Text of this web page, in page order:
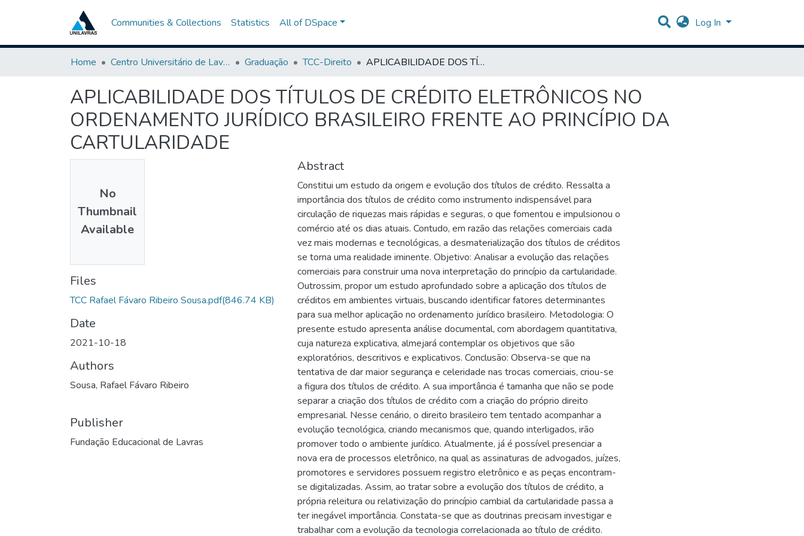
Communities & Collections Statistics All of DSpace Log In
Home Centro Universitário de Lavras-UNILAVRAS Graduação TCC-Direito APLICABILIDADE DOS TÍTULOS DE CRÉDITO ELETRÔNICOS NO ORDENAMENTO JURÍDICO BRASILEIRO FRENTE AO PRINCÍPIO DA CARTULARIDADE
APLICABILIDADE DOS TÍTULOS DE CRÉDITO ELETRÔNICOS NO
ORDENAMENTO JURÍDICO BRASILEIRO FRENTE AO PRINCÍPIO DA
CARTULARIDADE
No
Thumbnail
Available
Files
TCC Rafael Fávaro Ribeiro Sousa.pdf(846.74 KB)
Date
2021-10-18
Authors
Sousa, Rafael Fávaro Ribeiro
Publisher
Fundação Educacional de Lavras
Abstract
Constitui um estudo da origem e evolução dos títulos de crédito. Ressalta a
importância dos títulos de crédito como instrumento indispensável para
circulação de riquezas mais rápidas e seguras, o que fomentou e impulsionou o
comércio até os dias atuais. Contudo, em razão das relações comerciais cada
vez mais modernas e tecnológicas, a desmaterialização dos títulos de créditos
se torna uma realidade iminente. Objetivo: Analisar a evolução das relações
comerciais para construir uma nova interpretação do princípio da cartularidade.
Outrossim, propor um estudo aprofundado sobre a aplicação dos títulos de
créditos em ambientes virtuais, buscando identificar fatores determinantes
para sua melhor aplicação no ordenamento jurídico brasileiro. Metodologia: O
presente estudo apresenta análise documental, com abordagem quantitativa,
cuja natureza explicativa, almejará contemplar os objetivos que são
exploratórios, descritivos e explicativos. Conclusão: Observa-se que na
tentativa de dar maior segurança e celeridade nas trocas comerciais, criou-se
a figura dos títulos de crédito. A sua importância é tamanha que não se pode
separar a criação dos títulos de crédito com a criação do próprio direito
empresarial. Nesse cenário, o direito brasileiro tem tentado acompanhar a
evolução tecnológica, criando mecanismos que, quando interligados, irão
promover todo o ambiente jurídico. Atualmente, já é possível presenciar a
nova era de processos eletrônico, na qual as assinaturas de advogados, juízes,
promotores e servidores possuem registro eletrônico e as peças encontram-
se digitalizadas. Assim, ao tratar sobre a evolução dos títulos de crédito, a
própria releitura ou relativização do princípio cambial da cartularidade passa a
ter inegável importância. Constata-se que as doutrinas precisam investigar e
trabalhar com a evolução da tecnologia correlacionada ao título de crédito.